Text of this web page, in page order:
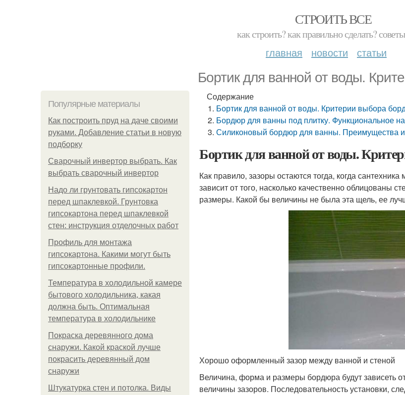
СТРОИТЬ ВСЕ
как строить? как правильно сделать?
главная новости статьи
Бортик для ванной от воды.
Популярные материалы
Как построить пруд на даче своими
руками. Добавление статьи в новую
подборку
Сварочный инвертор выбрать. Как
выбрать сварочный инвертор
Надо ли грунтовать гипсокартон
перед шпаклевкой. Грунтовка
гипсокартона перед шпаклевкой
стен: инструкция отделочных работ
Профиль для монтажа
гипсокартона. Какими могут быть
гипсокартонные профили.
Температура в холодильной камере
бытового холодильника, какая
должна быть. Оптимальная
температура в холодильнике
Покраска деревянного дома
снаружи. Какой краской лучше
покрасить деревянный дом
снаружи
Штукатурка стен и потолка. Виды
Содержание
Бортик для ванной от воды. Критерии выбора
Бордюр для ванны под плитку. Функциональное
Силиконовый бордюр для ванны. Преимущества и
Бортик для ванной от воды.
Как правило, зазоры остаются тогда, когда
зависит от того, насколько качественно облицованы
размеры. Какой бы величины не была эта щель, ее
Хорошо оформленный зазор между ванной и стеной
Величина, форма и размеры бордюра будут зависеть
величины зазоров. Последовательность установки,